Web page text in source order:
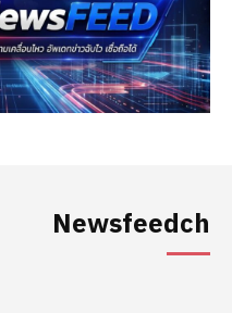
Newsfeedch